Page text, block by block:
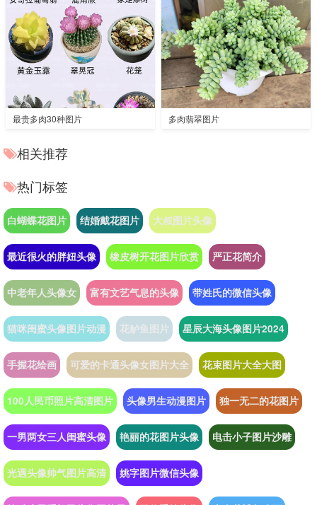
最贵多肉30种图片 多肉翡翠图片
相关推荐
热门标签
白蝴蝶花图片 结婚戴花图片 大叔图片头像
最近很火的胖妞头像 橡皮树开花图片欣赏 严正花简介
中老年人头像女 富有文艺气息的头像 带姓氏的微信头像
猫咪闺蜜头像图片动漫 花鲈鱼图片 星辰大海头像图片2024
手握花绘画 可爱的卡通头像女图片大全 花束图片大全大图
100人民币照片高清图片 头像男生动漫图片 独一无二的花图片
一男两女三人闺蜜头像 艳丽的花图片头像 电击小子图片沙雕
光遇头像帅气图片高清 姚字图片微信头像